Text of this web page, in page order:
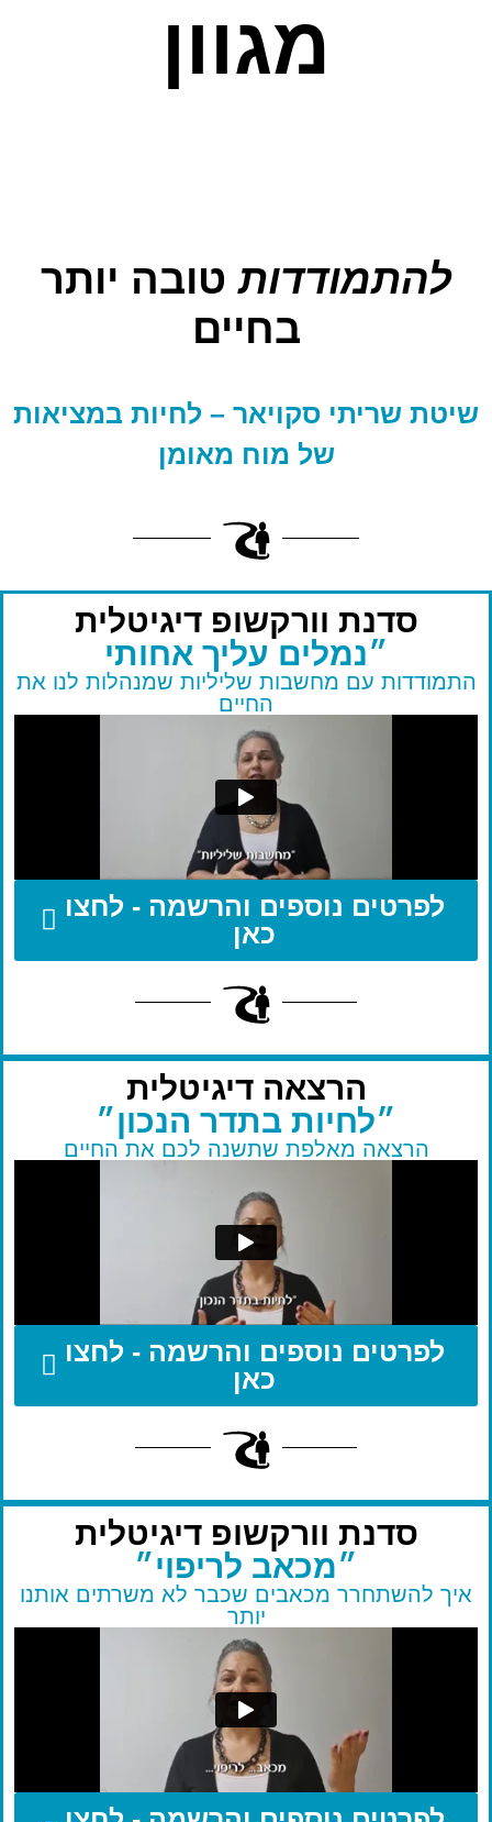
מגוון
להתמודדות טובה יותר
בחיים
שיטת שריתי סקויאר – לחיות במציאות
של מוח מאומן
סדנת וורקשופ דיגיטלית
״נמלים עליך אחותי
התמודדות עם מחשבות שליליות שמנהלות לנו את
החיים
לפרטים נוספים והרשמה - לחצו
כאן
הרצאה דיגיטלית
״לחיות בתדר הנכון״
הרצאה מאלפת שתשנה לכם את החיים
לפרטים נוספים והרשמה - לחצו
כאן
סדנת וורקשופ דיגיטלית
״מכאב לריפוי״
איך להשתחרר מכאבים שכבר לא משרתים אותנו
יותר